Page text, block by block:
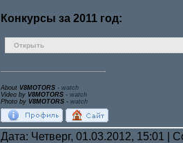
Конкурсы за 2011 год:
Открыть
About V8MOTORS - watch
Video by V8MOTORS - watch
Photo by V8MOTORS - watch
Дата: Четверг, 01.03.2012, 15:01 |